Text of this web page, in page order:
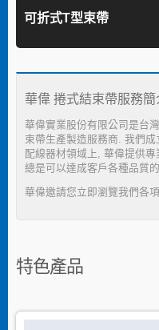
可折式T型束帶
華偉 捲式結束帶服務簡
華偉實業股份有限公司是台
束帶生產製造服務商. 我們成
配線器材領域上, 華偉提供
總是可以達成客戶各種品質
華偉邀請您立即瀏覽我們各
特色產品